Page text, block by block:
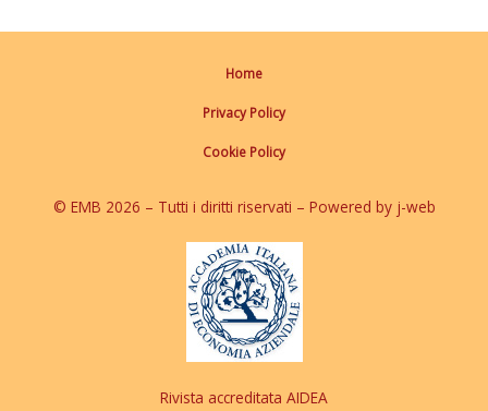
Home
Privacy Policy
Cookie Policy
© EMB 2026 – Tutti i diritti riservati – Powered by j-web
Rivista accreditata AIDEA